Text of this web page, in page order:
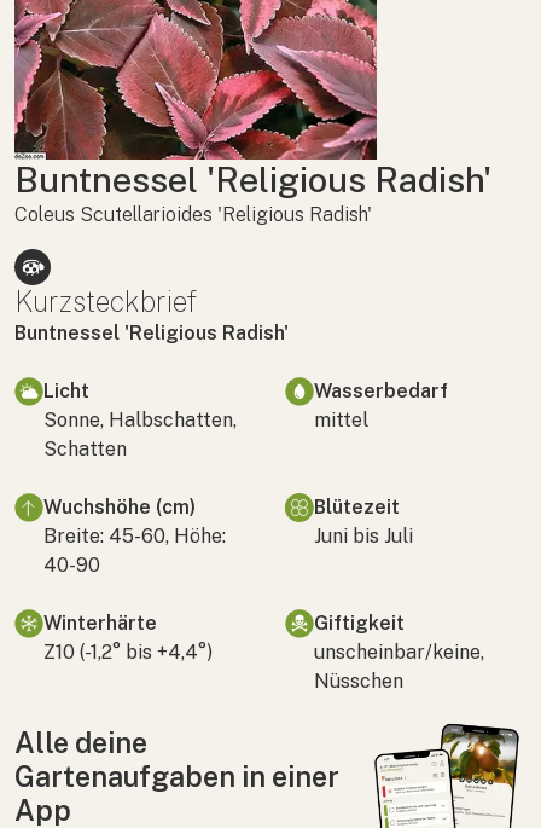
Buntnessel 'Religious Radish'
Coleus Scutellarioides 'Religious Radish'
Kurzsteckbrief
Buntnessel 'Religious Radish'
Licht
Sonne, Halbschatten,
Schatten
Wasserbedarf
mittel
Wuchshöhe (cm)
Breite: 45-60, Höhe:
40-90
Blütezeit
Juni bis Juli
Winterhärte
Z10 (-1,2° bis +4,4°)
Giftigkeit
unscheinbar/keine,
Nüsschen
Alle deine
Gartenaufgaben in einer
App